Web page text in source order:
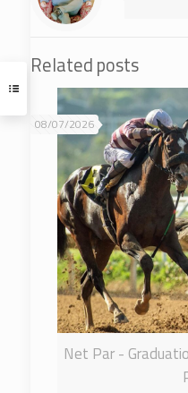
Related posts
Net Par -
08/07/2026